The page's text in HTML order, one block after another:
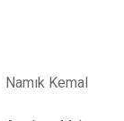
Kemal